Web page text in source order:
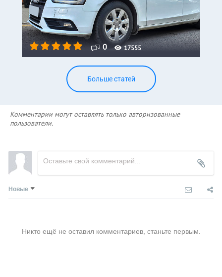
0 17555
Больше статей
Комментарии могут оставлять только авторизованные
пользователи.
Новые
Никто ещё не оставил комментариев, станьте первым.